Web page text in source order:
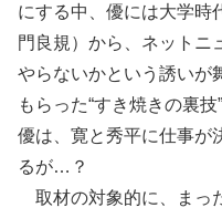
にする中、優には大学時
門良規）から、ネットニ
やらないかという誘いが
もらった“すき焼きの裏
優は、寛と秀平に仕事が
るが…？
取材の対象的に、まっ